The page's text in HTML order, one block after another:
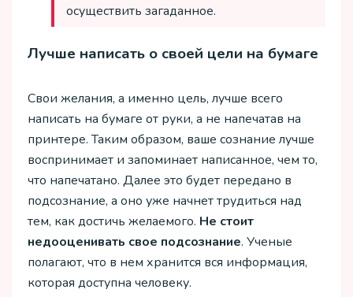
осуществить загаданное.
Лучше написать о своей цели на бумаге
Свои желания, а именно цель, лучше всего
написать на бумаге от руки, а не напечатав на
принтере. Таким образом, ваше сознание лучше
воспринимает и запоминает написанное, чем то,
что напечатано. Далее это будет передано в
подсознание, а оно уже начнет трудиться над
тем, как достичь желаемого. Не стоит
недооценивать свое подсознание. Ученые
полагают, что в нем хранится вся информация,
которая доступна человеку.